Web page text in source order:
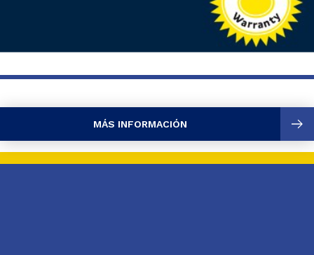
MÁS INFORMACIÓN